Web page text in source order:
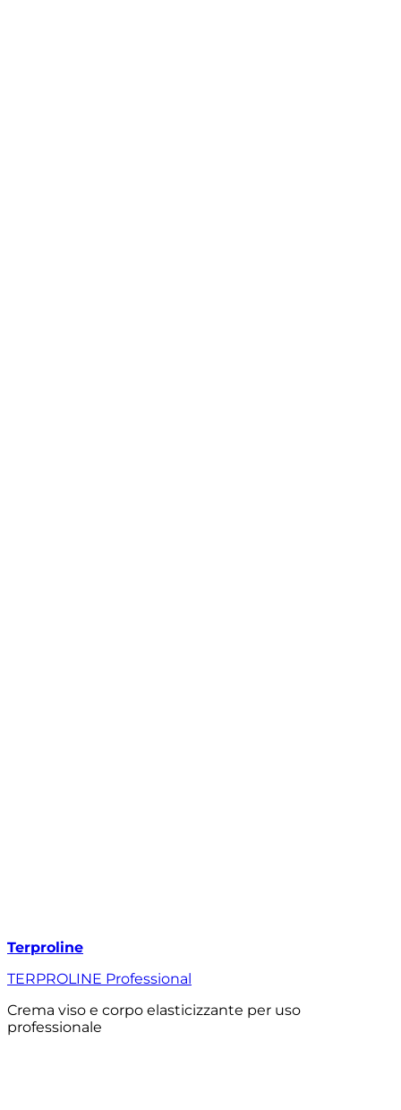
Terproline
TERPROLINE Professional
Crema viso e corpo elasticizzante per uso
professionale